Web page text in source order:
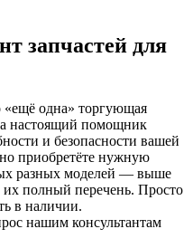
запчастей для
одна» торгующая
а настоящий помощник
и безопасности вашей
приобретёте нужную
разных моделей — выше
их полный перечень. Просто
в наличии.
нашим консультантам